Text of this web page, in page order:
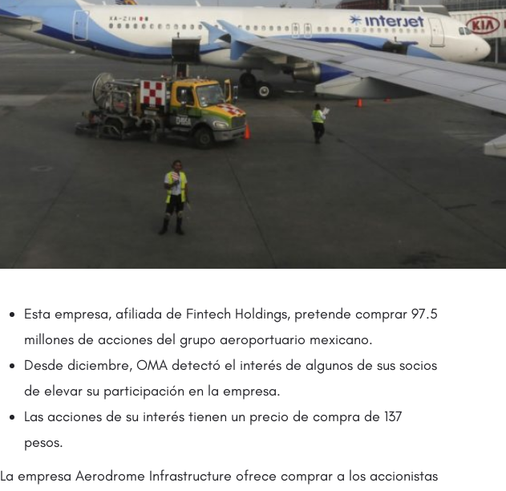
Esta empresa, afiliada de Fintech Holdings, pretende comprar 97.5
millones de acciones del grupo aeroportuario mexicano.
Desde diciembre, OMA detectó el interés de algunos de sus socios
de elevar su participación en la empresa.
Las acciones de su interés tienen un precio de compra de 137
pesos.
La empresa Aerodrome Infrastructure ofrece comprar a los accionistas